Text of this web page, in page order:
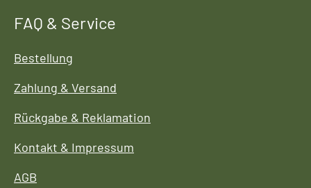
FAQ & Service
Bestellung
Zahlung & Versand
Rückgabe & Reklamation
Kontakt & Impressum
AGB